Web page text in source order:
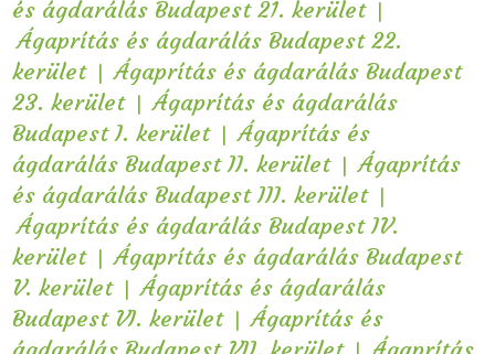
és ágdarálás Budapest 21. kerület |
Ágaprítás és ágdarálás Budapest 22.
kerület | Ágaprítás és ágdarálás Budapest
23. kerület | Ágaprítás és ágdarálás
Budapest I. kerület | Ágaprítás és
ágdarálás Budapest II. kerület | Ágaprítás
és ágdarálás Budapest III. kerület |
Ágaprítás és ágdarálás Budapest IV.
kerület | Ágaprítás és ágdarálás Budapest
V. kerület | Ágaprítás és ágdarálás
Budapest VI. kerület | Ágaprítás és